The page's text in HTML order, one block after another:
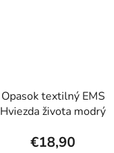
Opasok textilný EMS
Hviezda života modrý
€18,90